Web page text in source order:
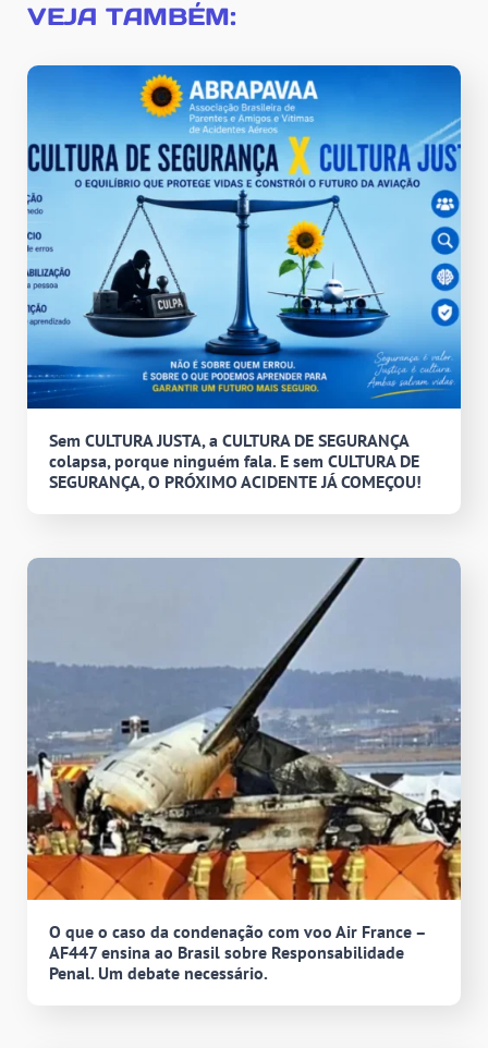
VEJA TAMBÉM:
Sem CULTURA JUSTA, a CULTURA DE SEGURANÇA
colapsa, porque ninguém fala. E sem CULTURA DE
SEGURANÇA, O PRÓXIMO ACIDENTE JÁ COMEÇOU!
O que o caso da condenação com voo Air France –
AF447 ensina ao Brasil sobre Responsabilidade
Penal. Um debate necessário.